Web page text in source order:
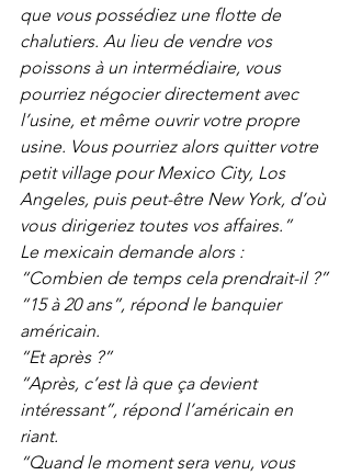
que vous possédiez une flotte de
chalutiers. Au lieu de vendre vos
poissons à un intermédiaire, vous
pourriez négocier directement avec
l’usine, et même ouvrir votre propre
usine. Vous pourriez alors quitter votre
petit village pour Mexico City, Los
Angeles, puis peut-être New York, d’où
vous dirigeriez toutes vos affaires.”
Le mexicain demande alors :
“Combien de temps cela prendrait-il ?”
“15 à 20 ans”, répond le banquier
américain.
“Et après ?”
“Après, c’est là que ça devient
intéressant”, répond l’américain en
riant.
“Quand le moment sera venu, vous